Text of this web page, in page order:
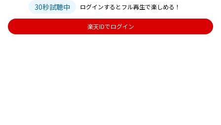
30秒試聴中 ログインするとフル再生で楽しめる！
楽天IDでログイン